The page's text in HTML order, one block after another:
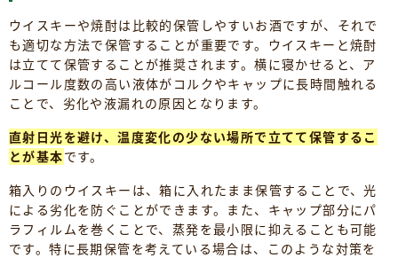
ウイスキーや焼酎は比較的保管しやすいお酒ですが、それで
も適切な方法で保管することが重要です。ウイスキーと焼酎
は立てて保管することが推奨されます。横に寝かせると、ア
ルコール度数の高い液体がコルクやキャップに長時間触れる
ことで、劣化や液漏れの原因となります。
直射日光を避け、温度変化の少ない場所で立てて保管するこ
とが基本です。
箱入りのウイスキーは、箱に入れたまま保管することで、光
による劣化を防ぐことができます。また、キャップ部分にパ
ラフィルムを巻くことで、蒸発を最小限に抑えることも可能
です。特に長期保管を考えている場合は、このような対策を